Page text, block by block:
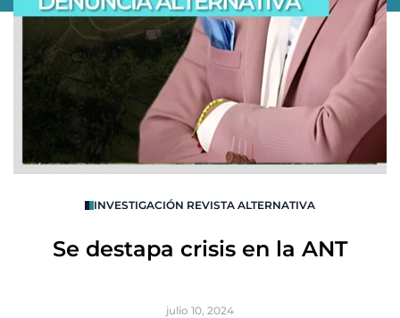
INVESTIGACIÓN REVISTA ALTERNATIVA
Se destapa crisis en la ANT
julio 10, 2024